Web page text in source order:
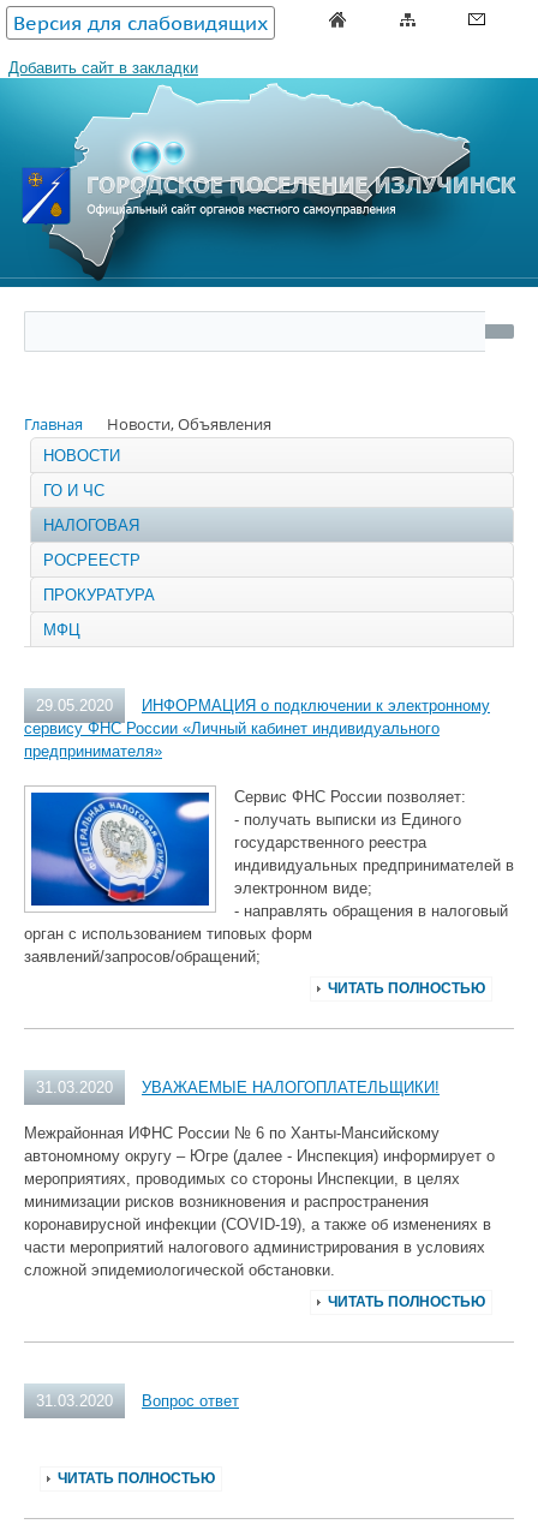
Версия для слабовидящих
Добавить сайт в закладки
Главная Новости, Объявления
НОВОСТИ
ГО И ЧС
НАЛОГОВАЯ
РОСРЕЕСТР
ПРОКУРАТУРА
МФЦ
29.05.2020
ИНФОРМАЦИЯ о подключении к электронному
сервису ФНС России «Личный кабинет индивидуального
предпринимателя»
Сервис ФНС России позволяет:
- получать выписки из Единого
государственного реестра
индивидуальных предпринимателей в
электронном виде;
- направлять обращения в налоговый
орган с использованием типовых форм
заявлений/запросов/обращений;
ЧИТАТЬ ПОЛНОСТЬЮ
31.03.2020 УВАЖАЕМЫЕ НАЛОГОПЛАТЕЛЬЩИКИ!
Межрайонная ИФНС России № 6 по Ханты-Мансийскому
автономному округу – Югре (далее - Инспекция) информирует о
мероприятиях, проводимых со стороны Инспекции, в целях
минимизации рисков возникновения и распространения
коронавирусной инфекции (COVID-19), а также об изменениях в
части мероприятий налогового администрирования в условиях
сложной эпидемиологической обстановки.
ЧИТАТЬ ПОЛНОСТЬЮ
31.03.2020 Вопрос ответ
ЧИТАТЬ ПОЛНОСТЬЮ